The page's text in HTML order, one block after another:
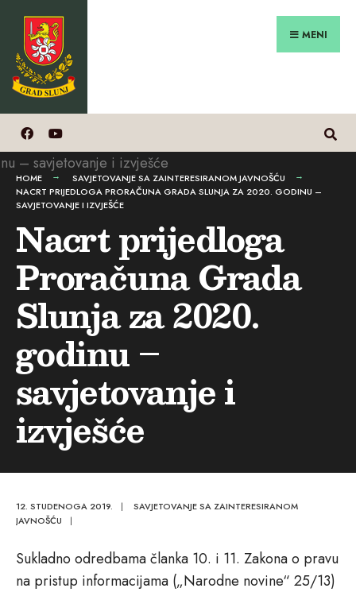
Preskoči
sadržaj
MENI
HOME
SAVJETOVANJE SA ZAINTERESIRANOM JAVNOŠĆU
NACRT PRIJEDLOGA PRORAČUNA GRADA SLUNJA ZA 2020. GODINU –
SAVJETOVANJE I IZVJEŠĆE
Nacrt prijedloga
Proračuna Grada
Slunja za 2020.
godinu –
savjetovanje i
izvješće
12. STUDENOGA 2019. |
SAVJETOVANJE SA ZAINTERESIRANOM
JAVNOŠĆU
|
Sukladno odredbama članka 10. i 11. Zakona o pravu
na pristup informacijama („Narodne novine“ 25/13)
for: